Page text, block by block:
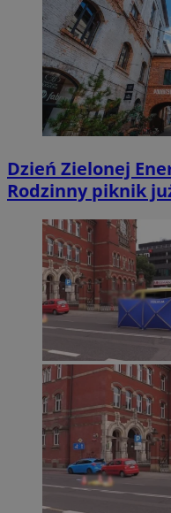
Dzień Zielonej
Rodzinny piknik